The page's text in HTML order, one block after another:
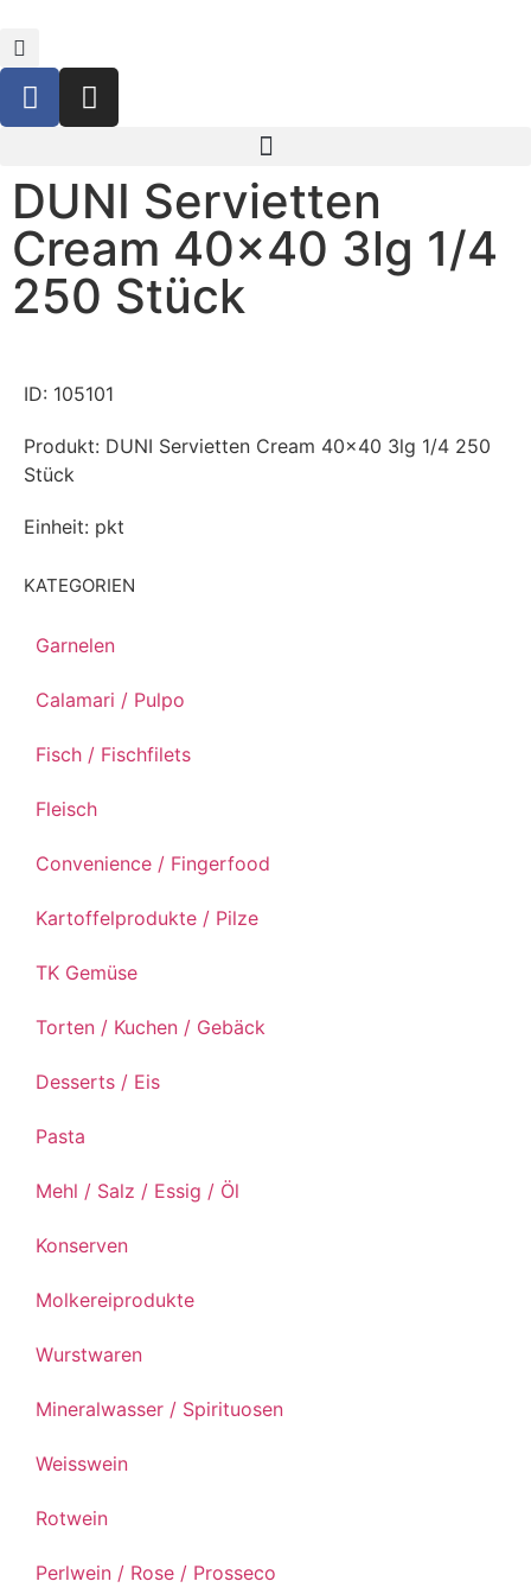
DUNI Servietten
Cream 40×40 3lg 1/4
250 Stück
KATEGORIEN
Garnelen
Calamari / Pulpo
Fisch / Fischfilets
Fleisch
Convenience / Fingerfood
Kartoffelprodukte / Pilze
TK Gemüse
Torten / Kuchen / Gebäck
Desserts / Eis
Pasta
Mehl / Salz / Essig / Öl
Konserven
Molkereiprodukte
Wurstwaren
Mineralwasser / Spirituosen
Weisswein
Rotwein
Perlwein / Rose / Prosseco
ID: 105101
Produkt: DUNI Servietten Cream 40×40 3lg 1/4 250
Stück
Einheit: pkt